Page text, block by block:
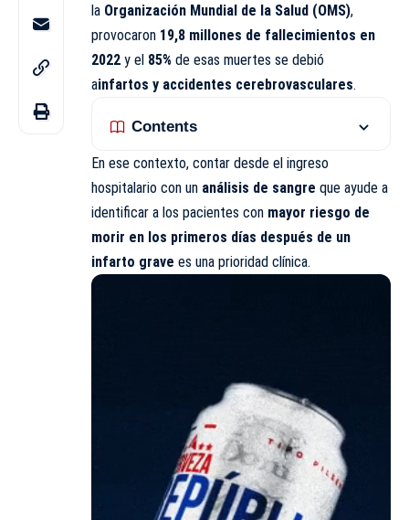
la Organización Mundial de la Salud (OMS),
provocaron 19,8 millones de fallecimientos en
2022 y el 85% de esas muertes se debió
ainfartos y accidentes cerebrovasculares.
Contents
En ese contexto, contar desde el ingreso
hospitalario con un análisis de sangre que ayude a
identificar a los pacientes con mayor riesgo de
morir en los primeros días después de un
infarto grave es una prioridad clínica.